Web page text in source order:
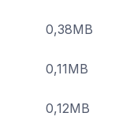
0,38MB
0,11MB
0,12MB